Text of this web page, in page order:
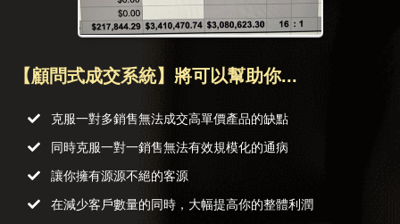
【顧問式成交系統】將可以幫助你...
​​克服一對多銷售無法成交高單價產品的缺點
​同時克服一對一銷售無法有效規模化的通病
​讓你擁有源源不絕的客源
在減少客戶數量的同時，大幅提高你的整體利潤